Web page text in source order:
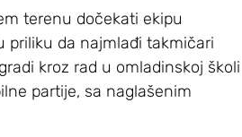
terenu dočekati ekipu
priliku da najmlađi takmičari
kroz rad u omladinskoj školi
partije, sa naglašenim